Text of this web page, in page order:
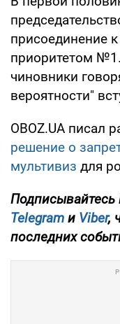
присоединение
приоритетом
чиновники
вероятности"
OBOZ.UA писал
решение о
мультивиз для
Подписывайтесь
Telegram и Viber,
последних